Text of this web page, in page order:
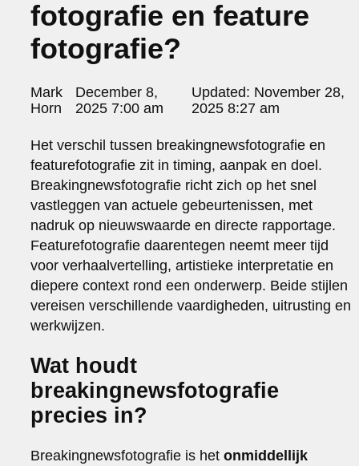
portraits 2
portraits 3
fd gazellen 2014
sanoma view 2014 – annual report
het zuiderlicht
thomas van luyn
parool christmas special
editorial
travel
commercial
fashion
contact
info@markhorn.nl
+31650600601
about
fotografie en feature
fotografie?
Posted
by:
Mark
Horn
December 8,
2025 7:00 am
Updated: November 28,
2025 8:27 am
Het verschil tussen breakingnewsfotografie en
featurefotografie zit in timing, aanpak en doel.
Breakingnewsfotografie richt zich op het snel
vastleggen van actuele gebeurtenissen, met
nadruk op nieuwswaarde en directe rapportage.
Featurefotografie daarentegen neemt meer tijd
voor verhaalvertelling, artistieke interpretatie en
diepere context rond een onderwerp. Beide stijlen
vereisen verschillende vaardigheden, uitrusting en
werkwijzen.
Wat houdt
breakingnewsfotografie
precies in?
Breakingnewsfotografie is hetonmiddellijk